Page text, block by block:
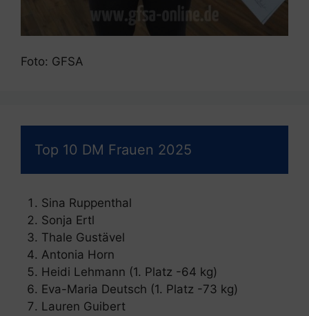
Foto: GFSA
Top 10 DM Frauen 2025
Sina Ruppenthal
Sonja Ertl
Thale Gustävel
Antonia Horn
Heidi Lehmann (1. Platz -64 kg)
Eva-Maria Deutsch (1. Platz -73 kg)
Lauren Guibert